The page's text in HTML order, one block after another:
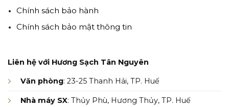
Chính sách bảo hành
Chính sách bảo mật thông tin
Liên hệ với Hương Sạch Tân Nguyên
Văn phòng: 23-25 Thanh Hải, TP. Huế
Nhà máy SX: Thủy Phù, Hương Thủy, TP. Huế